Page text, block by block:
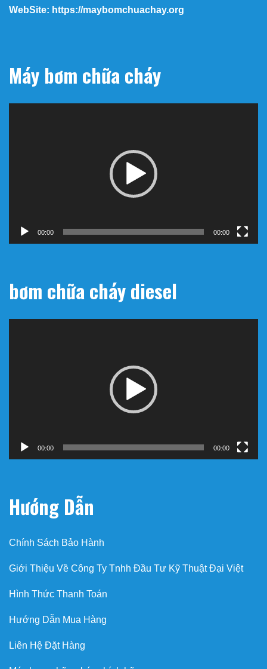
WebSite: https://maybomchuachay.org
Máy bơm chữa cháy
00:00 00:00
bơm chữa cháy diesel
00:00 00:00
Hướng Dẫn
Chính Sách Bảo Hành
Giới Thiệu Về Công Ty Tnhh Đầu Tư Kỹ Thuật Đại Việt
Hình Thức Thanh Toán
Hướng Dẫn Mua Hàng
Liên Hệ Đặt Hàng